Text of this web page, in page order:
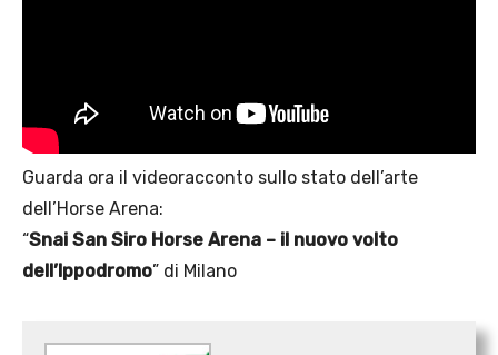
Guarda ora il videoracconto sullo stato dell’arte
dell’Horse Arena:
“Snai San Siro Horse Arena – il nuovo volto
dell’Ippodromo” di Milano